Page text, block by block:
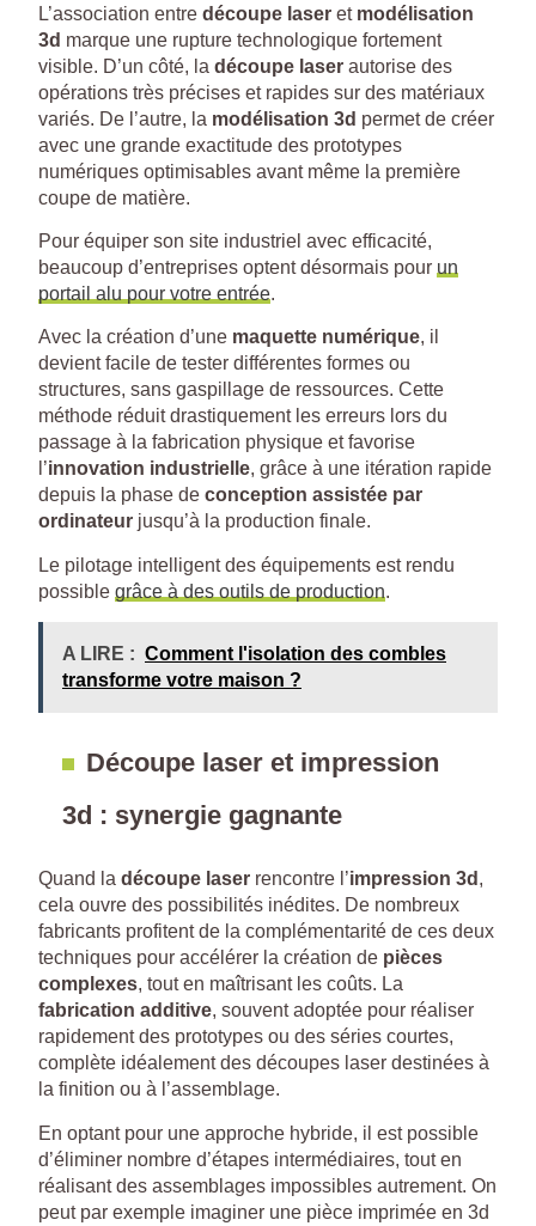
L’association entre découpe laser et modélisation
3d marque une rupture technologique fortement
visible. D’un côté, la découpe laser autorise des
opérations très précises et rapides sur des matériaux
variés. De l’autre, la modélisation 3d permet de créer
avec une grande exactitude des prototypes
numériques optimisables avant même la première
coupe de matière.
Pour équiper son site industriel avec efficacité,
beaucoup d’entreprises optent désormais pour un
portail alu pour votre entrée.
Avec la création d’une maquette numérique, il
devient facile de tester différentes formes ou
structures, sans gaspillage de ressources. Cette
méthode réduit drastiquement les erreurs lors du
passage à la fabrication physique et favorise
l’innovation industrielle, grâce à une itération rapide
depuis la phase de conception assistée par
ordinateur jusqu’à la production finale.
Le pilotage intelligent des équipements est rendu
possible grâce à des outils de production.
A LIRE : Comment l'isolation des combles
transforme votre maison ?
Découpe laser et impression
3d : synergie gagnante
Quand la découpe laser rencontre l’impression 3d ,
cela ouvre des possibilités inédites. De nombreux
fabricants profitent de la complémentarité de ces deux
techniques pour accélérer la création de pièces
complexes, tout en maîtrisant les coûts. La
fabrication additive, souvent adoptée pour réaliser
rapidement des prototypes ou des séries courtes,
complète idéalement des découpes laser destinées à
la finition ou à l’assemblage.
En optant pour une approche hybride, il est possible
d’éliminer nombre d’étapes intermédiaires, tout en
réalisant des assemblages impossibles autrement. On
peut par exemple imaginer une pièce imprimée en 3d